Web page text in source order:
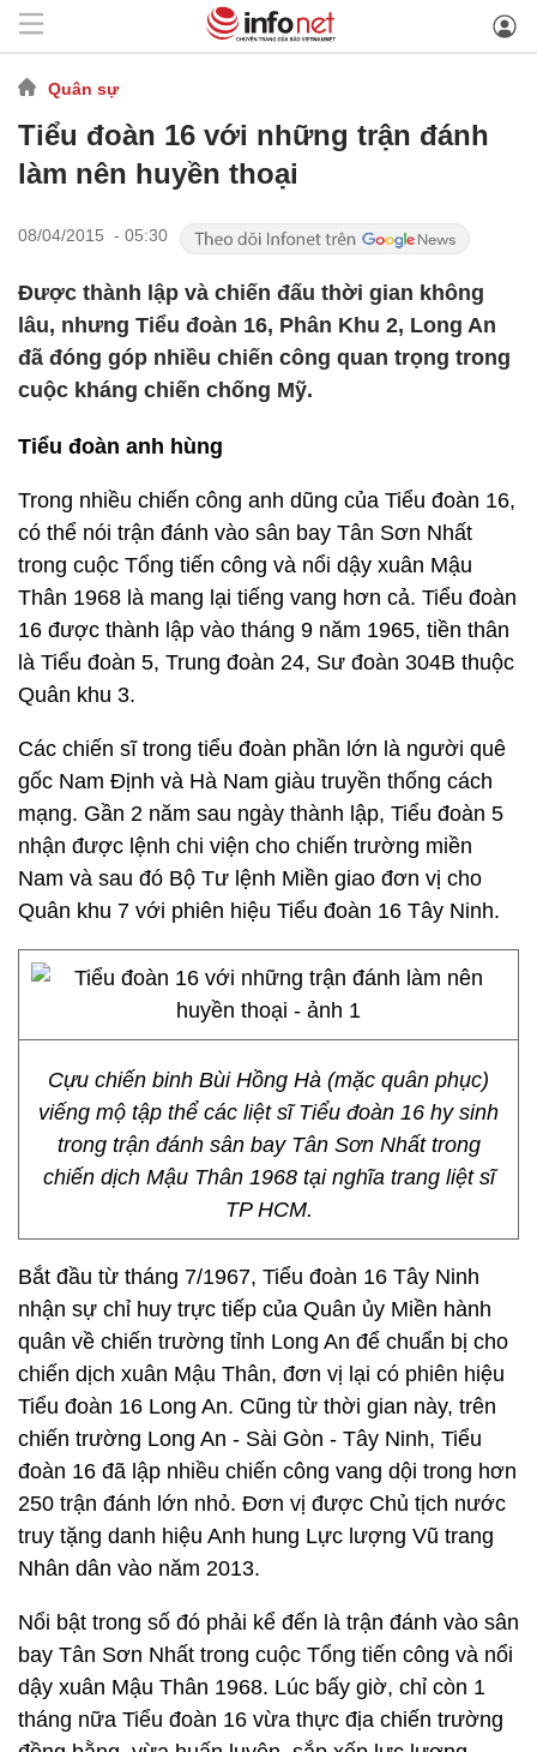
Quân sự
Tiểu đoàn 16 với những trận đánh
làm nên huyền thoại
08/04/2015 - 05:30
Được thành lập và chiến đấu thời gian không
lâu, nhưng Tiểu đoàn 16, Phân Khu 2, Long An
đã đóng góp nhiều chiến công quan trọng trong
cuộc kháng chiến chống Mỹ.
Tiểu đoàn anh hùng
Trong nhiều chiến công anh dũng của Tiểu đoàn 16,
có thể nói trận đánh vào sân bay Tân Sơn Nhất
trong cuộc Tổng tiến công và nổi dậy xuân Mậu
Thân 1968 là mang lại tiếng vang hơn cả. Tiểu đoàn
16 được thành lập vào tháng 9 năm 1965, tiền thân
là Tiểu đoàn 5, Trung đoàn 24, Sư đoàn 304B thuộc
Quân khu 3.
Các chiến sĩ trong tiểu đoàn phần lớn là người quê
gốc Nam Định và Hà Nam giàu truyền thống cách
mạng. Gần 2 năm sau ngày thành lập, Tiểu đoàn 5
nhận được lệnh chi viện cho chiến trường miền
Nam và sau đó Bộ Tư lệnh Miền giao đơn vị cho
Quân khu 7 với phiên hiệu Tiểu đoàn 16 Tây Ninh.
Cựu chiến binh Bùi Hồng Hà (mặc quân phục)
viếng mộ tập thể các liệt sĩ Tiểu đoàn 16 hy sinh
trong trận đánh sân bay Tân Sơn Nhất trong
chiến dịch Mậu Thân 1968 tại nghĩa trang liệt sĩ
TP HCM.
Bắt đầu từ tháng 7/1967, Tiểu đoàn 16 Tây Ninh
nhận sự chỉ huy trực tiếp của Quân ủy Miền hành
quân về chiến trường tỉnh Long An để chuẩn bị cho
chiến dịch xuân Mậu Thân, đơn vị lại có phiên hiệu
Tiểu đoàn 16 Long An. Cũng từ thời gian này, trên
chiến trường Long An - Sài Gòn - Tây Ninh, Tiểu
đoàn 16 đã lập nhiều chiến công vang dội trong hơn
250 trận đánh lớn nhỏ. Đơn vị được Chủ tịch nước
truy tặng danh hiệu Anh hung Lực lượng Vũ trang
Nhân dân vào năm 2013.
Nổi bật trong số đó phải kể đến là trận đánh vào sân
bay Tân Sơn Nhất trong cuộc Tổng tiến công và nổi
dậy xuân Mậu Thân 1968. Lúc bấy giờ, chỉ còn 1
tháng nữa Tiểu đoàn 16 vừa thực địa chiến trường